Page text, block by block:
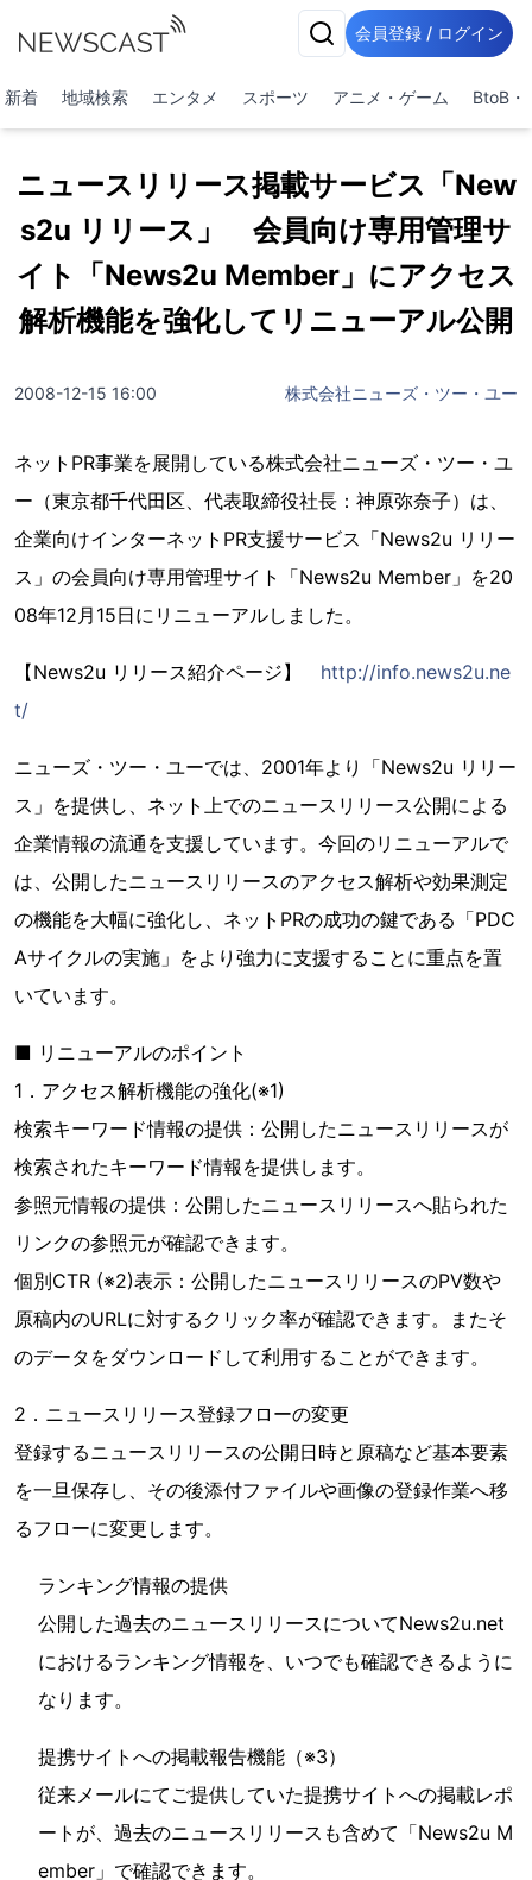
会員登録 / ログイン
新着 地域検索 エンタメ スポーツ アニメ・ゲーム BtoB・
ニュースリリース掲載サービス「New
s2u リリース」 会員向け専用管理サ
イト「News2u Member」にアクセス
解析機能を強化してリニューアル公開
2008-12-15 16:00 株式会社ニューズ・ツー・ユー
ネットPR事業を展開している株式会社ニューズ・ツー・ユ
ー（東京都千代田区、代表取締役社長：神原弥奈子）は、
企業向けインターネットPR支援サービス「News2u リリー
ス」の会員向け専用管理サイト「News2u Member」を20
08年12月15日にリニューアルしました。
【News2u リリース紹介ページ】 http://info.news2u.ne
t/
ニューズ・ツー・ユーでは、2001年より「News2u リリー
ス」を提供し、ネット上でのニュースリリース公開による
企業情報の流通を支援しています。今回のリニューアルで
は、公開したニュースリリースのアクセス解析や効果測定
の機能を大幅に強化し、ネットPRの成功の鍵である「PDC
Aサイクルの実施」をより強力に支援することに重点を置
いています。
■ リニューアルのポイント
1．アクセス解析機能の強化(※1)
検索キーワード情報の提供：公開したニュースリリースが
検索されたキーワード情報を提供します。
参照元情報の提供：公開したニュースリリースへ貼られた
リンクの参照元が確認できます。
個別CTR (※2)表示：公開したニュースリリースのPV数や
原稿内のURLに対するクリック率が確認できます。またそ
のデータをダウンロードして利用することができます。
2．ニュースリリース登録フローの変更
登録するニュースリリースの公開日時と原稿など基本要素
を一旦保存し、その後添付ファイルや画像の登録作業へ移
るフローに変更します。
ランキング情報の提供
公開した過去のニュースリリースについてNews2u.net
におけるランキング情報を、いつでも確認できるように
なります。
提携サイトへの掲載報告機能（※3）
従来メールにてご提供していた提携サイトへの掲載レポ
ートが、過去のニュースリリースも含めて「News2u M
ember」で確認できます。